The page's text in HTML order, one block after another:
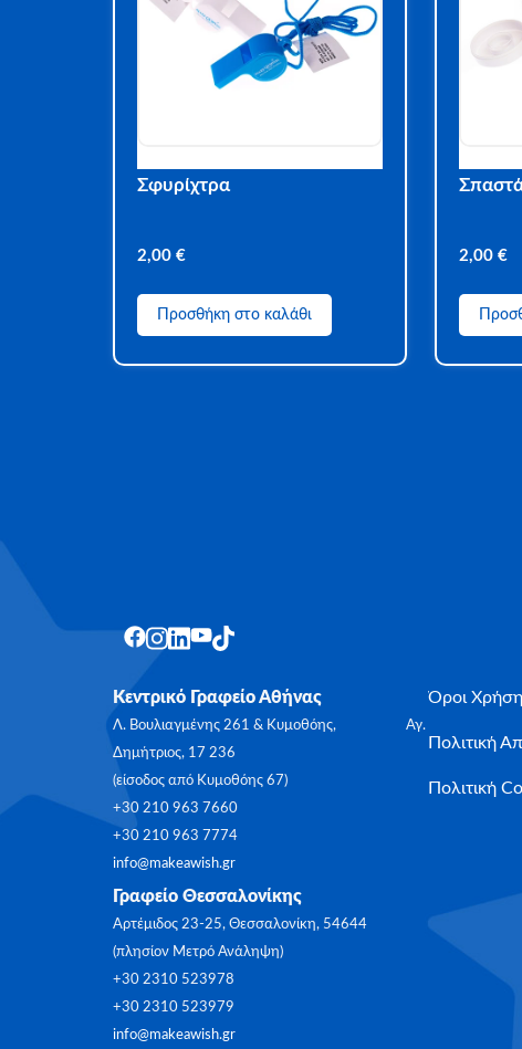
Σφυρίχτρα
2,00 €
Προσθήκη στο καλάθι
2,00€
Κεντρικό Γραφείο Αθήνας
Λ. Βουλιαγμένης 261 & Κυμοθόης, Αγ.
Δημήτριος, 17 236
(είσοδος από Κυμοθόης 67)
+30 210 963 7660
+30 210 963 7774
info@makeawish.gr
Γραφείο Θεσσαλονίκης
Αρτέμιδος 23-25, Θεσσαλονίκη, 54644
(πλησίον Μετρό Ανάληψη)
+30 2310 523978
+30 2310 523979
info@makeawish.gr
Όροι
Πολιτική
Πολιτική